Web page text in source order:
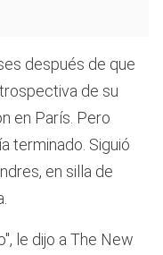
después de que
de su
en París. Pero
terminado. Siguió
en silla de
le dijo a The New